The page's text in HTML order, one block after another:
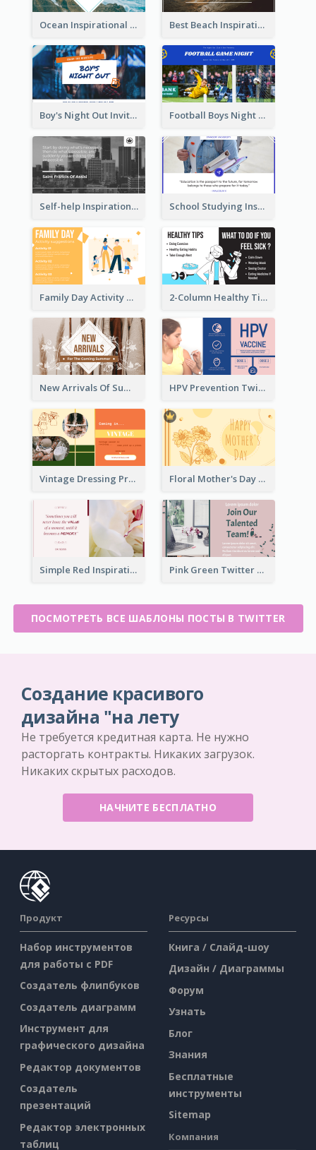
Ocean Inspirational Quote Twitter Post Best Beach Inspirational Quote Twitter Post
Boy's Night Out Invitation Twitter Post Football Boys Night Out Twitter Post
Self-help Inspirational Quote Of Today Twitter Post School Studying Inspirational Quote Twitter Post
Family Day Activity Suggestions Twitter Post 2-Column Healthy Tips Twitter Post With Illustrations
New Arrivals Of Summer Clothes Twitter Post With White Decorations HPV Prevention Twitter Post
Vintage Dressing Promote Twitter Post Floral Mother's Day Twitter Post In Yellow Colour Tone
Simple Red Inspirational quotes Floral Twitter Post Pink Green Twitter Post
ПОСМОТРЕТЬ ВСЕ ШАБЛОНЫ ПОСТЫ В TWITTER
Создание красивого
дизайна "на лету
Не требуется кредитная карта. Не нужно
расторгать контракты. Никаких загрузок.
Никаких скрытых расходов.
НАЧНИТЕ БЕСПЛАТНО
Продукт
Набор инструментов
для работы с PDF
Создатель флипбуков
Создатель диаграмм
Инструмент для
графического дизайна
Редактор документов
Создатель
презентаций
Редактор электронных
таблиц
Ресурсы
Книга / Слайд-шоу
Дизайн / Диаграммы
Форум
Узнать
Блог
Знания
Бесплатные
инструменты
Sitemap
Компания